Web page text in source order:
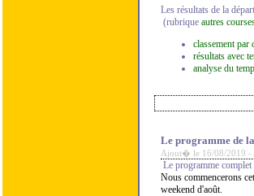
Les résultats de la
(rubrique autres
classement par
résultats avec
analyse du
Le programme de
Ajout� le 16/08/2019 -
Le programme
Nous commencerons
weekend d'août.